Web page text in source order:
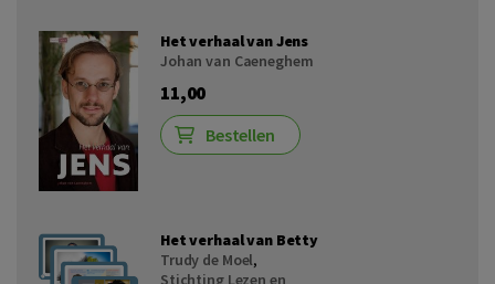
Het verhaal van Jens
Johan van Caeneghem
11,00
Bestellen
Het verhaal van Betty
Trudy de Moel,
Stichting Lezen en